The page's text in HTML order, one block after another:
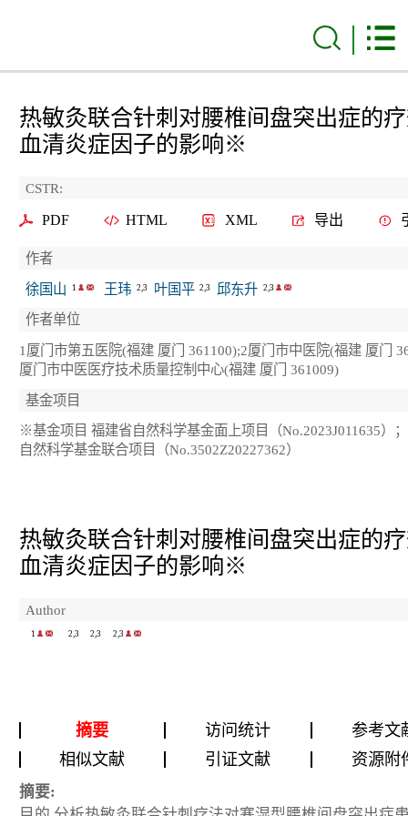
热敏灸联合针刺对腰椎间盘突出症的
血清炎症因子的影响※
CSTR:
PDF HTML XML 导出
作者
徐国山
1 王玮 2,3 叶国平 2,3 邱东升 2,3
作者单位
1厦门市第五医院(福建 厦门 361100);2厦门市中医院(福建 厦门
厦门市中医医疗技术质量控制中心(福建 厦门 361009)
基金项目
※基金项目 福建省自然科学基金面上项目（No.2023J011635）
自然科学基金联合项目（No.3502Z20227362）
热敏灸联合针刺对腰椎间盘突出症的
血清炎症因子的影响※
Author
1 2,3 2,3 2,3
摘要 访问统计
参考文
相似文献
引证文献 资源附
摘要: